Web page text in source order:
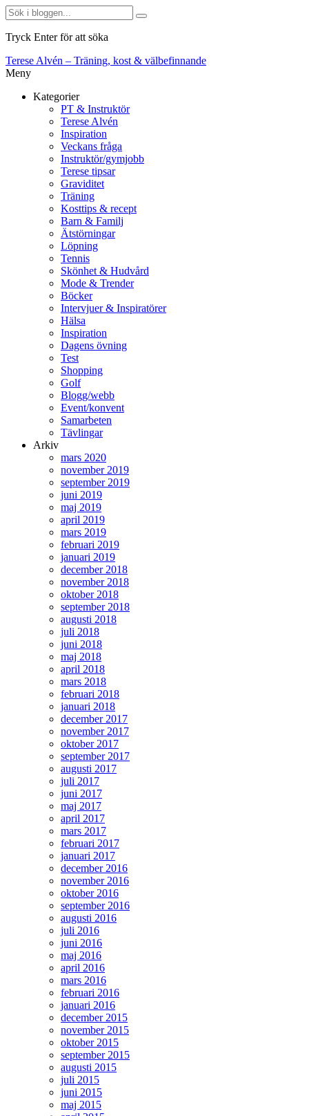
Tryck Enter för att söka
Terese Alvén – Träning, kost & välbefinnande
Meny
Kategorier
PT & Instruktör
Terese Alvén
Inspiration
Veckans fråga
Instruktör/gymjobb
Terese tipsar
Graviditet
Träning
Kosttips & recept
Barn & Familj
Ätstörningar
Löpning
Tennis
Skönhet & Hudvård
Mode & Trender
Böcker
Intervjuer & Inspiratörer
Hälsa
Inspiration
Dagens övning
Test
Shopping
Golf
Blogg/webb
Event/konvent
Samarbeten
Tävlingar
Arkiv
mars 2020
november 2019
september 2019
juni 2019
maj 2019
april 2019
mars 2019
februari 2019
januari 2019
december 2018
november 2018
oktober 2018
september 2018
augusti 2018
juli 2018
juni 2018
maj 2018
april 2018
mars 2018
februari 2018
januari 2018
december 2017
november 2017
oktober 2017
september 2017
augusti 2017
juli 2017
juni 2017
maj 2017
april 2017
mars 2017
februari 2017
januari 2017
december 2016
november 2016
oktober 2016
september 2016
augusti 2016
juli 2016
juni 2016
maj 2016
april 2016
mars 2016
februari 2016
januari 2016
december 2015
november 2015
oktober 2015
september 2015
augusti 2015
juli 2015
juni 2015
maj 2015